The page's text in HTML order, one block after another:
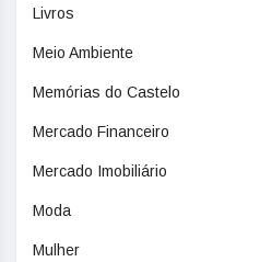
Livros
Meio Ambiente
Memórias do Castelo
Mercado Financeiro
Mercado Imobiliário
Moda
Mulher